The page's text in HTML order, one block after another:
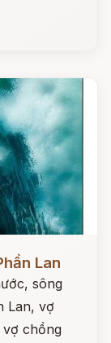
Lan
sông
Lan, vợ
vợ chồng